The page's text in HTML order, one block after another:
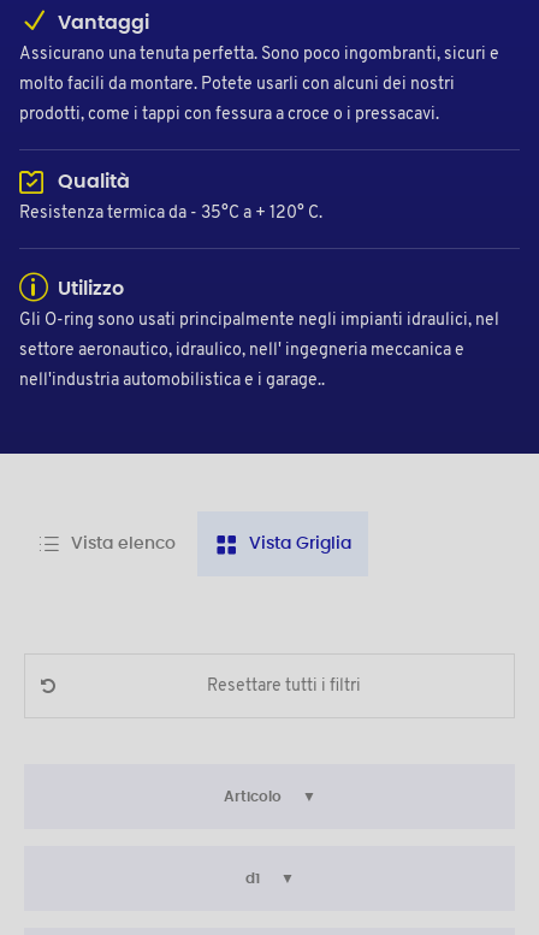
Vantaggi
Assicurano una tenuta perfetta. Sono poco ingombranti, sicuri e
molto facili da montare. Potete usarli con alcuni dei nostri
prodotti, come i tappi con fessura a croce o i pressacavi.
Qualità
Resistenza termica da - 35°C a + 120° C.
Utilizzo
Gli O-ring sono usati principalmente negli impianti idraulici, nel
settore aeronautico, idraulico, nell' ingegneria meccanica e
nell'industria automobilistica e i garage..
Vista elenco Vista Griglia
Resettare tutti i filtri
Articolo
d1